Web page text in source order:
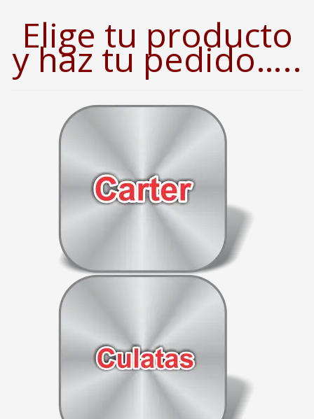
Elige tu producto
y haz tu pedido…..